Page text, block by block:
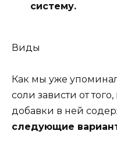
систему.
Виды
Как мы уже
соли зависти от
добавки в ней
следующие